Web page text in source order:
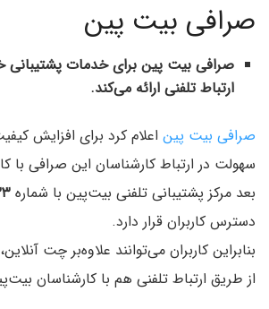
صرافی بیت پین
صرافی بیت پین برای خدمات
ارتباط تلفنی ارائه می‌کند.
صرافی بیت پین اعلام کرد برای افزایش
سهولت در ارتباط کارشناسان این صرافی با
بعد مرکز پشتیبانی تلفنی بیت‌پین با شماره
دسترس کاربران قرار دارد.
بنابراین کاربران می‌توانند علاوه‌بر چت
از طریق ارتباط تلفنی هم با کارشناسان